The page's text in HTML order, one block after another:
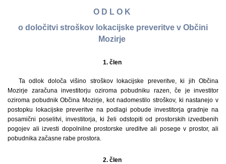
O D L O K
o določitvi stroškov lokacijske preveritve v Občini
Mozirje
1. člen
Ta odlok določa višino stroškov lokacijske preveritve, ki jih Občina
Mozirje zaračuna investitorju oziroma pobudniku razen, če je investitor
oziroma pobudnik Občina Mozirje, kot nadomestilo stroškov, ki nastanejo v
postopku lokacijske preveritve na podlagi pobude investitorja gradnje na
posamični poselitvi, investitorja, ki želi odstopiti od prostorskih izvedbenih
pogojev ali izvesti dopolnilne prostorske ureditve ali posege v prostor, ali
pobudnika začasne rabe prostora.
2. člen